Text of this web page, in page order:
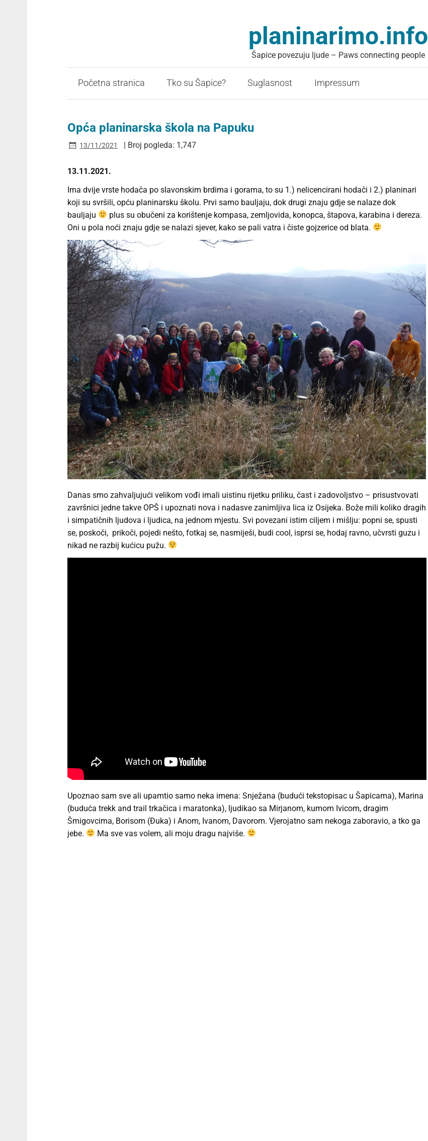
planinarimo.info
Šapice povezuju ljude – Paws connecting people
Početna stranica Tko su Šapice? Suglasnost Impressum
Opća planinarska škola na Papuku
13/11/2021 | Broj pogleda: 1,747
13.11.2021.
Ima dvije vrste hodača po slavonskim brdima i gorama, to su 1.) nelicencirani hodači i 2.) planinari
koji su svršili, opću planinarsku školu. Prvi samo bauljaju, dok drugi znaju gdje se nalaze dok
bauljaju
plus su obučeni za korištenje kompasa, zemljovida, konopca, štapova, karabina i dereza.
Oni u pola noći znaju gdje se nalazi sjever, kako se pali vatra i čiste gojzerice od blata.
Danas smo zahvaljujući velikom vođi imali uistinu rijetku priliku, čast i zadovoljstvo – prisustvovati
završnici jedne takve OPŠ i upoznati nova i nadasve zanimljiva lica iz Osijeka. Bože mili koliko dragih
i simpatičnih ljudova i ljudica, na jednom mjestu. Svi povezani istim ciljem i mišlju: popni se, spusti
se, poskoči, prikoči, pojedi nešto, fotkaj se, nasmiješi, budi cool, isprsi se, hodaj ravno, učvrsti guzu i
nikad ne razbij kućicu pužu.
Upoznao sam sve ali upamtio samo neka imena: Snježana (budući tekstopisac u Šapicama), Marina
(buduća trekk and trail trkačica i maratonka), ljudikao sa Mirjanom, kumom Ivicom, dragim
Šmigovcima, Borisom (Đuka) i Anom, Ivanom, Davorom. Vjerojatno sam nekoga zaboravio, a tko ga
jebe.
Ma sve vas volem, ali moju dragu najviše.